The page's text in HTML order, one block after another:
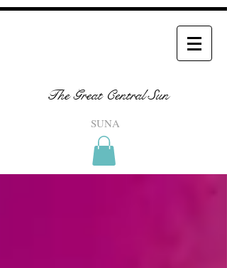
The Great Central Sun
SUNA